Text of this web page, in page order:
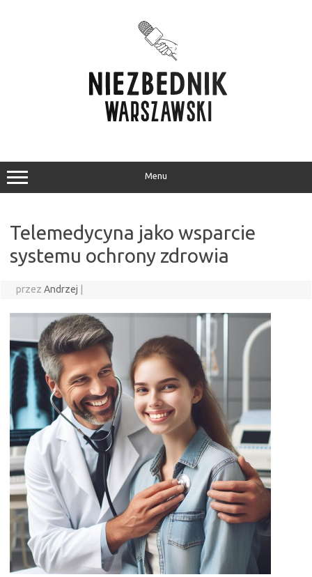
Menu
Telemedycyna jako wsparcie
systemu ochrony zdrowia
przez Andrzej